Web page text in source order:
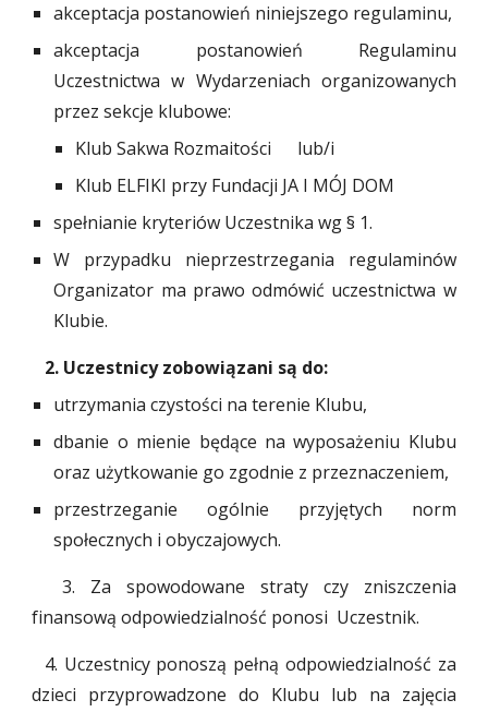
akceptacja postanowień niniejszego regulaminu,
akceptacja postanowień Regulaminu
Uczestnictwa w Wydarzeniach organizowanych
przez sekcje klubowe:
Klub Sakwa Rozmaitości lub/i
Klub ELFIKI przy Fundacji JA I MÓJ DOM
spełnianie kryteriów Uczestnika wg § 1.
W przypadku nieprzestrzegania regulaminów
Organizator ma prawo odmówić uczestnictwa w
Klubie.
2. Uczestnicy zobowiązani są do:
utrzymania czystości na terenie Klubu,
dbanie o mienie będące na wyposażeniu Klubu
oraz użytkowanie go zgodnie z przeznaczeniem,
przestrzeganie ogólnie przyjętych norm
społecznych i obyczajowych.
3. Za spowodowane straty czy zniszczenia
finansową odpowiedzialność ponosi Uczestnik.
4. Uczestnicy ponoszą pełną odpowiedzialność za
dzieci przyprowadzone do Klubu lub na zajęcia